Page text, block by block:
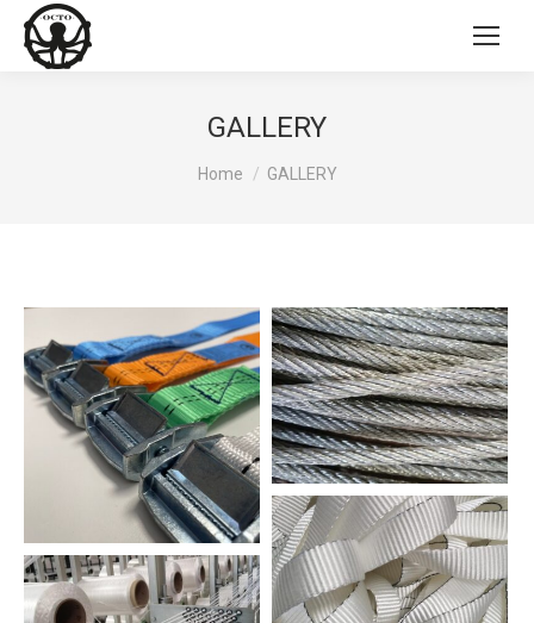
GALLERY
Home GALLERY